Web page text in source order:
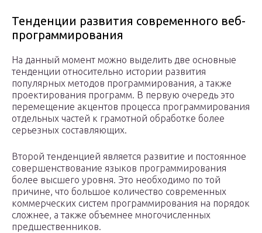
Тенденции развития современного веб-
программирования
На данный момент можно выделить две основные
тенденции относительно истории развития
популярных методов программирования, а также
проектирования программ. В первую очередь это
перемещение акцентов процесса программирования
отдельных частей к грамотной обработке более
серьезных составляющих.
Второй тенденцией является развитие и постоянное
совершенствование языков программирования
более высшего уровня. Это необходимо по той
причине, что большое количество современных
коммерческих систем программирования на порядок
сложнее, а также объемнее многочисленных
предшественников.